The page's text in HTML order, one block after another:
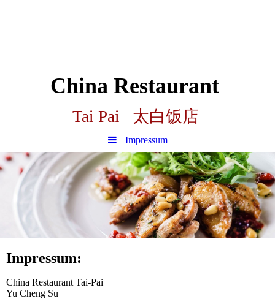
China Restaurant
Tai Pai 太白饭店
Impressum
Impressum:
China Restaurant Tai-Pai
Yu Cheng Su